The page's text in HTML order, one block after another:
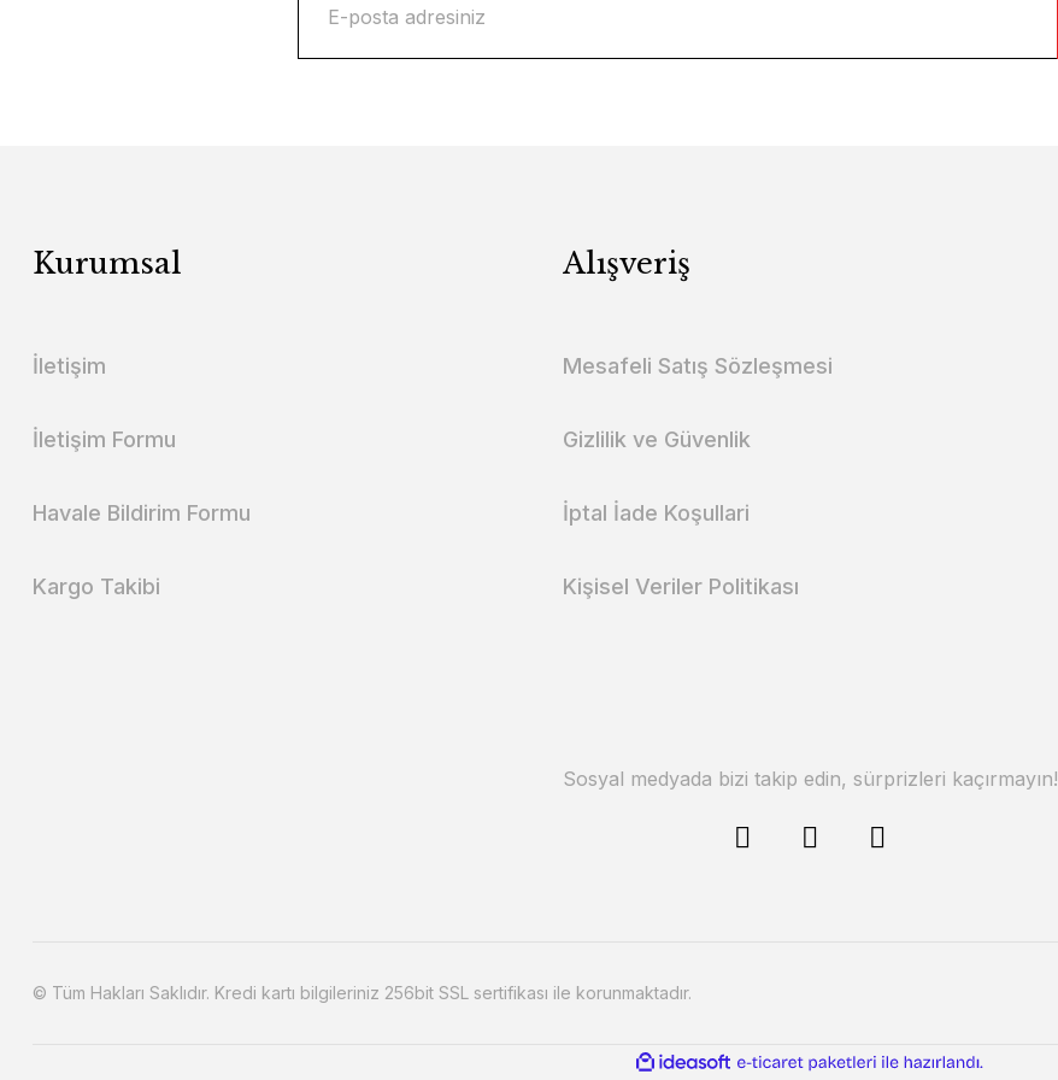
Kurumsal
İletişim
İletişim Formu
Havale Bildirim Formu
Kargo Takibi
Alışveriş
Mesafeli Satış Sözleşmesi
Gizlilik ve Güvenlik
İptal İade Koşullari
Kişisel Veriler Politikası
Sosyal medyada bizi takip edin, sürprizleri kaçırmayın!
© Tüm Hakları Saklıdır. Kredi kartı bilgileriniz 256bit SSL sertifikası ile korunmaktadır.
ideasoft
e-